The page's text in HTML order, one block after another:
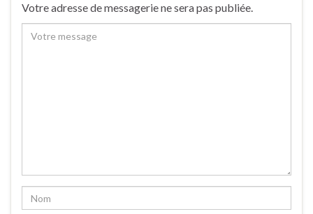
Votre adresse de messagerie ne sera pas publiée.